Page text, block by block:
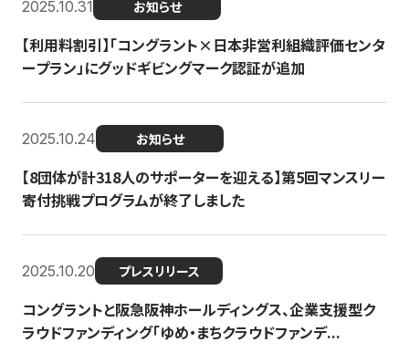
2025.10.31 お知らせ
【利用料割引】「コングラント×日本非営利組織評価センタ
ープラン」にグッドギビングマーク認証が追加
2025.10.24 お知らせ
【8団体が計318人のサポーターを迎える】​​第5回マンスリー
寄付挑戦プログラムが終了しました
2025.10.20 プレスリリース
コングラントと阪急阪神ホールディングス、企業支援型ク
ラウドファンディング「ゆめ・まちクラウドファンデ...